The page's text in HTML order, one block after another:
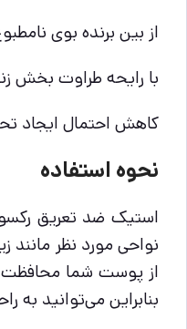
از بین برنده بوی
با رایحه طراوت بخش
کاهش احتمال ایجاد
نحوه استفاده
استیک ضد تعریق
نواحی مورد نظر
از پوست شما محافظت
بنابراین می‌توانید به